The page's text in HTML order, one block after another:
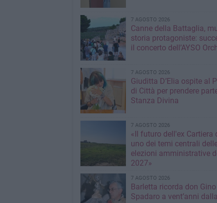
7 AGOSTO 2026
Canne della Battaglia,
storia protagoniste:
il concerto dell’AYSO
7 AGOSTO 2026
Giuditta D’Elia ospite al
di Città per prendere
Stanza Divina
7 AGOSTO 2026
«Il futuro dell'ex Cartiera
uno dei temi centrali
elezioni amministrative
2027»
7 AGOSTO 2026
Barletta ricorda don Gino
Spadaro a vent’anni dalla